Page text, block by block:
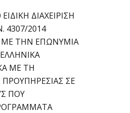
ΔΙΑΧΕΙΡΙΣΗ
4307/2014
ΜΕ ΤΗΝ ΕΠΩΝΥΜΙΑ
ΜΕ ΤΗ
ΣΕ
ΠΟΥ